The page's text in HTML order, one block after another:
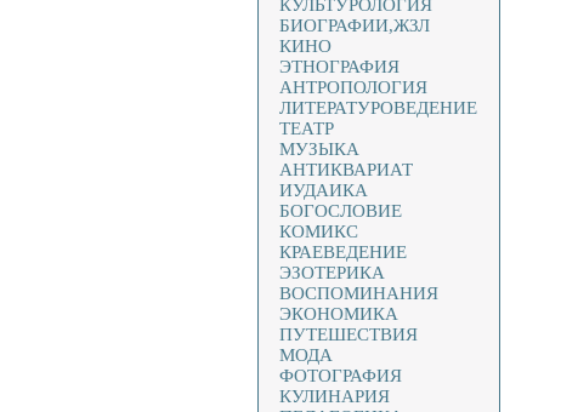
КУЛЬТУРОЛОГИЯ
БИОГРАФИИ,ЖЗЛ
КИНО
ЭТНОГРАФИЯ
АНТРОПОЛОГИЯ
ЛИТЕРАТУРОВЕДЕНИЕ
ТЕАТР
МУЗЫКА
АНТИКВАРИАТ
ИУДАИКА
БОГОСЛОВИЕ
КОМИКС
КРАЕВЕДЕНИЕ
ЭЗОТЕРИКА
ВОСПОМИНАНИЯ
ЭКОНОМИКА
ПУТЕШЕСТВИЯ
МОДА
ФОТОГРАФИЯ
КУЛИНАРИЯ